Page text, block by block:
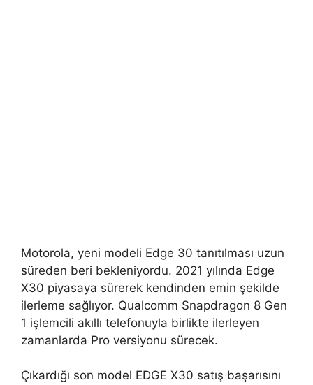
Motorola, yeni modeli Edge 30 tanıtılması uzun
süreden beri bekleniyordu. 2021 yılında Edge
X30 piyasaya sürerek kendinden emin şekilde
ilerleme sağlıyor. Qualcomm Snapdragon 8 Gen
1 işlemcili akıllı telefonuyla birlikte ilerleyen
zamanlarda Pro versiyonu sürecek.
Çıkardığı son model EDGE X30 satış başarısını